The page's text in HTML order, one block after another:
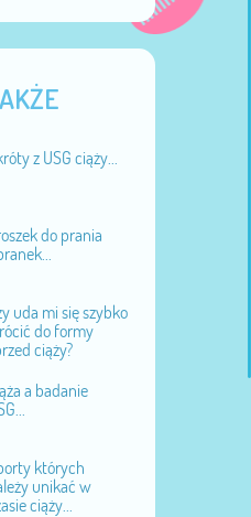
z USG ciąży...
do prania
uda mi się szybko
do formy
ciąży?
a badanie
których
unikać w
ciąży...